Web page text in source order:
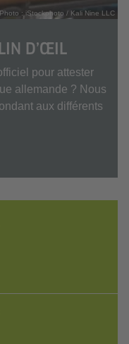
Photo : iStockphoto / Kali Nine LLC
D’ŒIL
pour attester
allemande ? Nous
aux différents